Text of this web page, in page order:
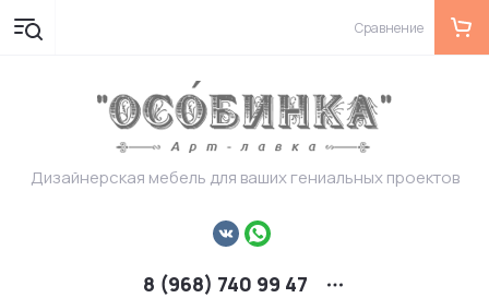
Дизайнерская мебель для ваших гениальных проектов
8 (968) 740 99 47
Сравнение